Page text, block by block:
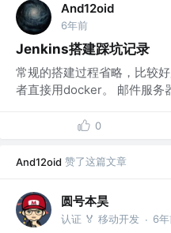
And12oid
6年前
Jenkins搭建踩坑记录
常规的搭建过程省略，比较
者直接用docker。 邮件服务
0
And12oid 赞了这篇文章
圆号本昊
认证 🏅 移动开发 · 6年